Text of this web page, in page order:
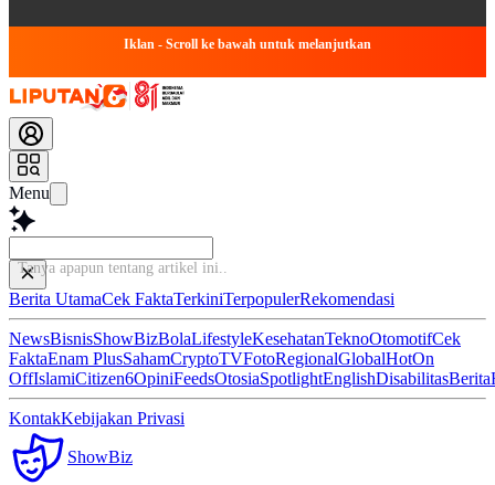
Iklan - Scroll ke bawah untuk melanjutkan
Menu
Tanya apapun tentang a
Berita UtamaCek FaktaTerkiniTerpopulerRekomendasi
NewsBisnisShowBizBolaLifestyleKesehatanTeknoOtomotifCek
FaktaEnam PlusSahamCryptoTVFotoRegionalGlobalHotOn
OffIslamiCitizen6OpiniFeedsOtosiaSpotlightEnglishDisabilitasBerita
KontakKebijakan Privasi
ShowBiz